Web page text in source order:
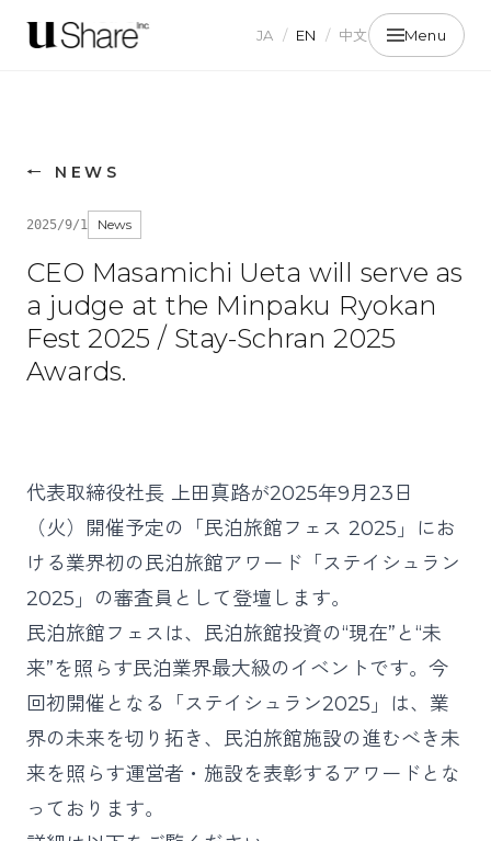
JA / EN / 中文 Menu
← NEWS
2025/9/1 News
CEO Masamichi Ueta will serve as
a judge at the Minpaku Ryokan
Fest 2025 / Stay-Schran 2025
Awards.
代表取締役社長 上田真路が2025年9月23日
（火）開催予定の「民泊旅館フェス 2025」にお
ける業界初の民泊旅館アワード「ステイシュラン
2025」の審査員として登壇します。
民泊旅館フェスは、民泊旅館投資の“現在”と“未
来”を照らす民泊業界最大級のイベントです。今
回初開催となる「ステイシュラン2025」は、業
界の未来を切り拓き、民泊旅館施設の進むべき未
来を照らす運営者・施設を表彰するアワードとな
っております。